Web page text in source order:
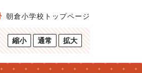
朝倉小学校トップページ
縮小 通常 拡大